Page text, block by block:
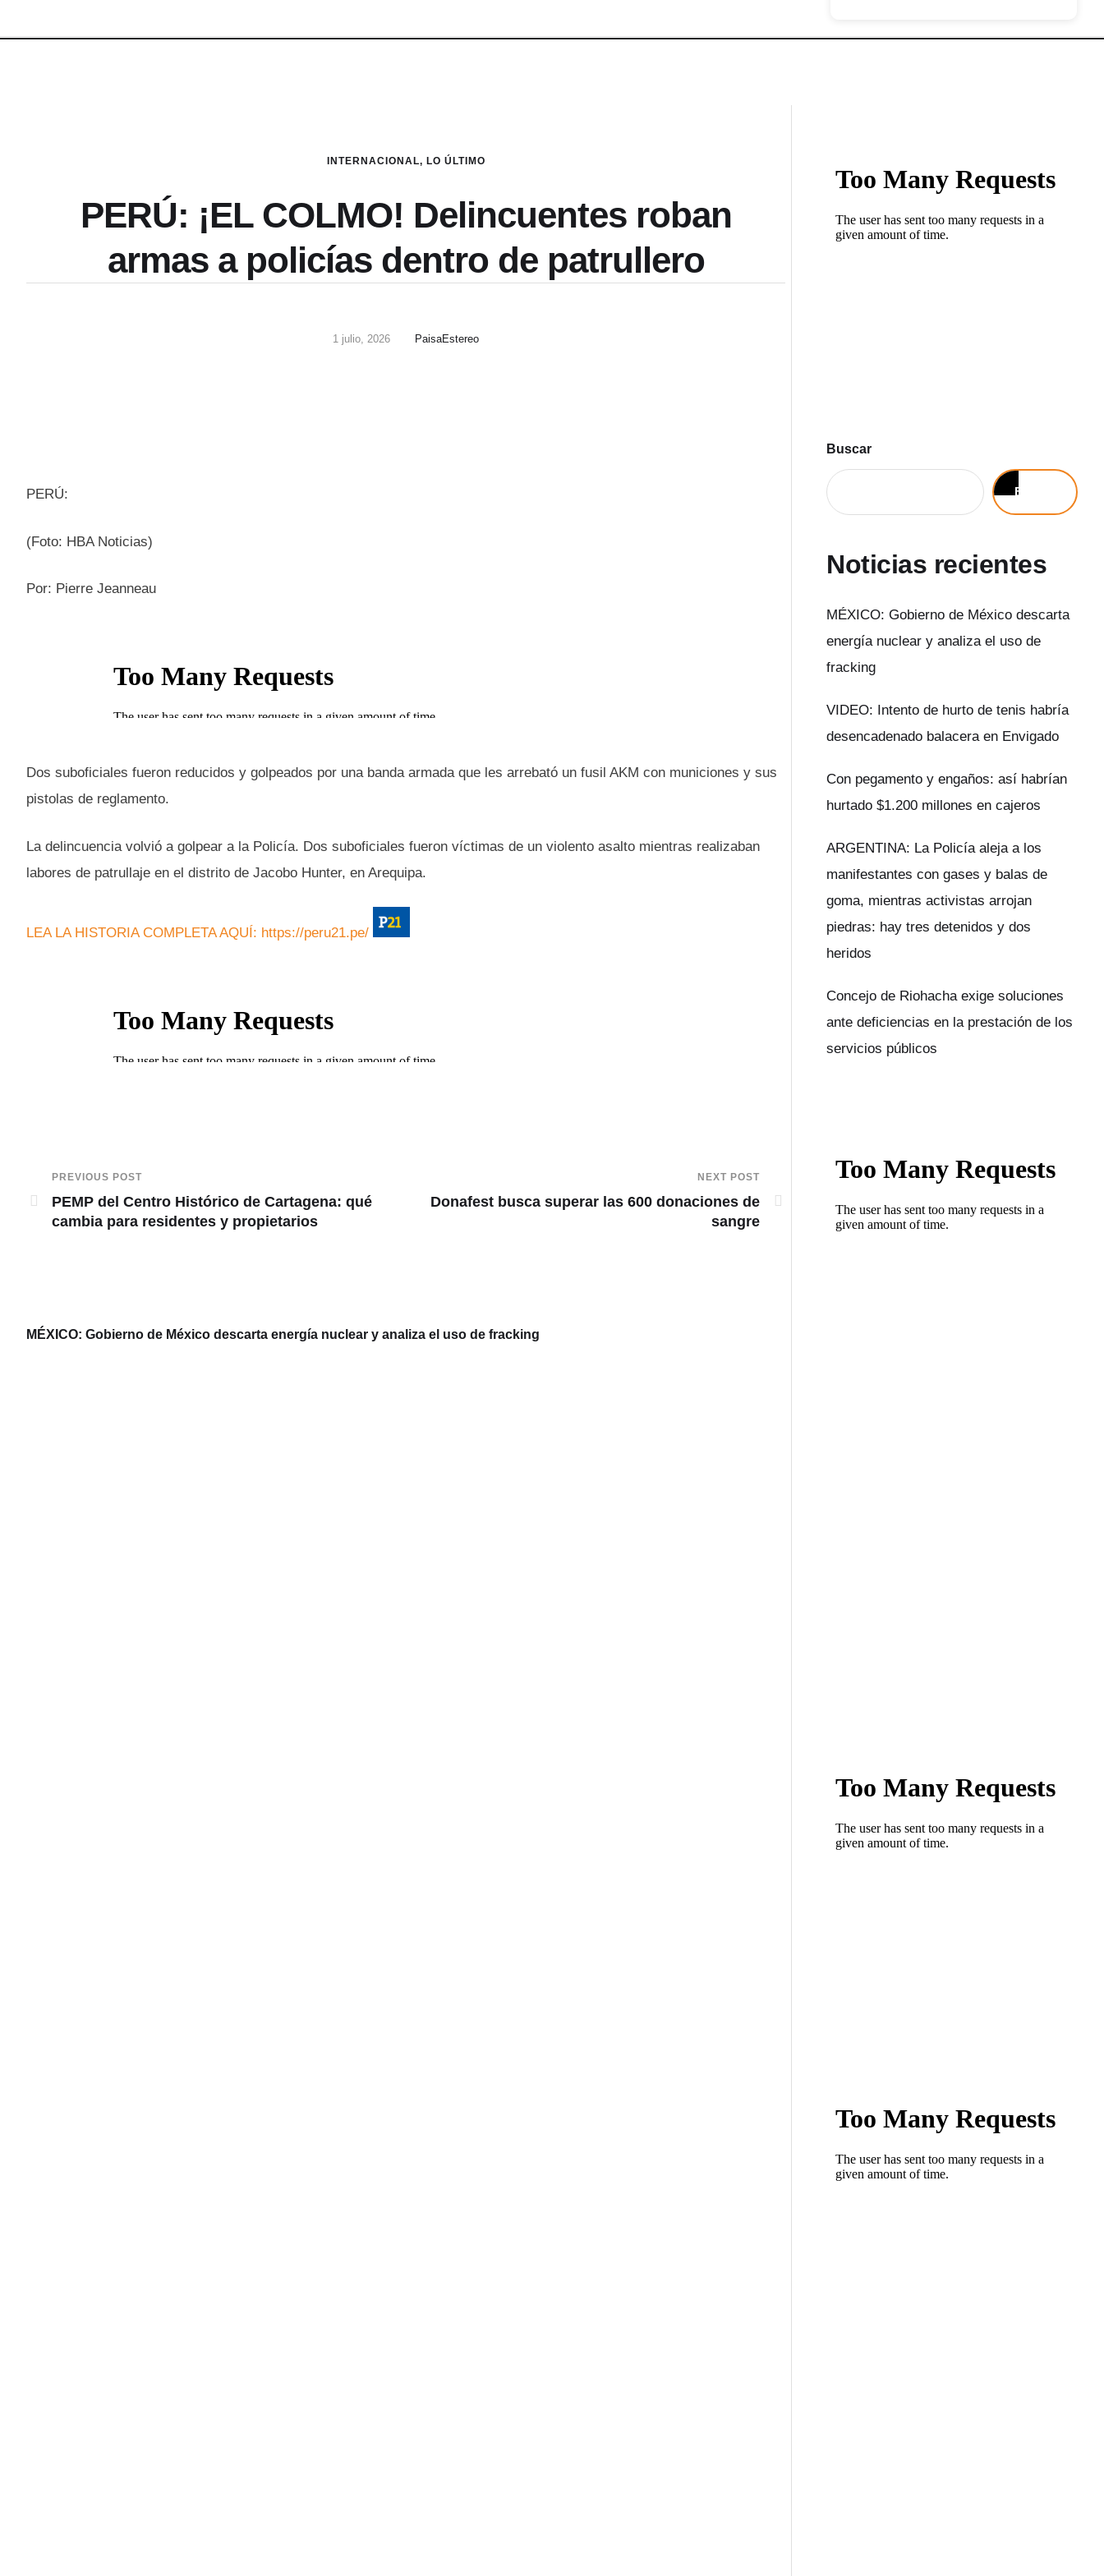
INTERNACIONAL, LO ÚLTIMO
PERÚ: ¡EL COLMO! Delincuentes roban
armas a policías dentro de patrullero
1 julio, 2026 PaisaEstereo
PERÚ:
(Foto: HBA Noticias)
Por: Pierre Jeanneau
Dos suboficiales fueron reducidos y golpeados por una banda armada que les arrebató un fusil AKM con municiones y sus
pistolas de reglamento.
La delincuencia volvió a golpear a la Policía. Dos suboficiales fueron víctimas de un violento asalto mientras realizaban
labores de patrullaje en el distrito de Jacobo Hunter, en Arequipa.
LEA LA HISTORIA COMPLETA AQUÍ: https://peru21.pe/
PREVIOUS POST
PEMP del Centro Histórico de Cartagena: qué
cambia para residentes y propietarios
NEXT POST
Donafest busca superar las 600 donaciones de
sangre
MÉXICO: Gobierno de México descarta energía nuclear y analiza el uso de fracking
Buscar
Buscar
Noticias recientes
MÉXICO: Gobierno de México descarta
energía nuclear y analiza el uso de
fracking
VIDEO: Intento de hurto de tenis habría
desencadenado balacera en Envigado
Con pegamento y engaños: así habrían
hurtado $1.200 millones en cajeros
ARGENTINA: La Policía aleja a los
manifestantes con gases y balas de
goma, mientras activistas arrojan
piedras: hay tres detenidos y dos
heridos
Concejo de Riohacha exige soluciones
ante deficiencias en la prestación de los
servicios públicos